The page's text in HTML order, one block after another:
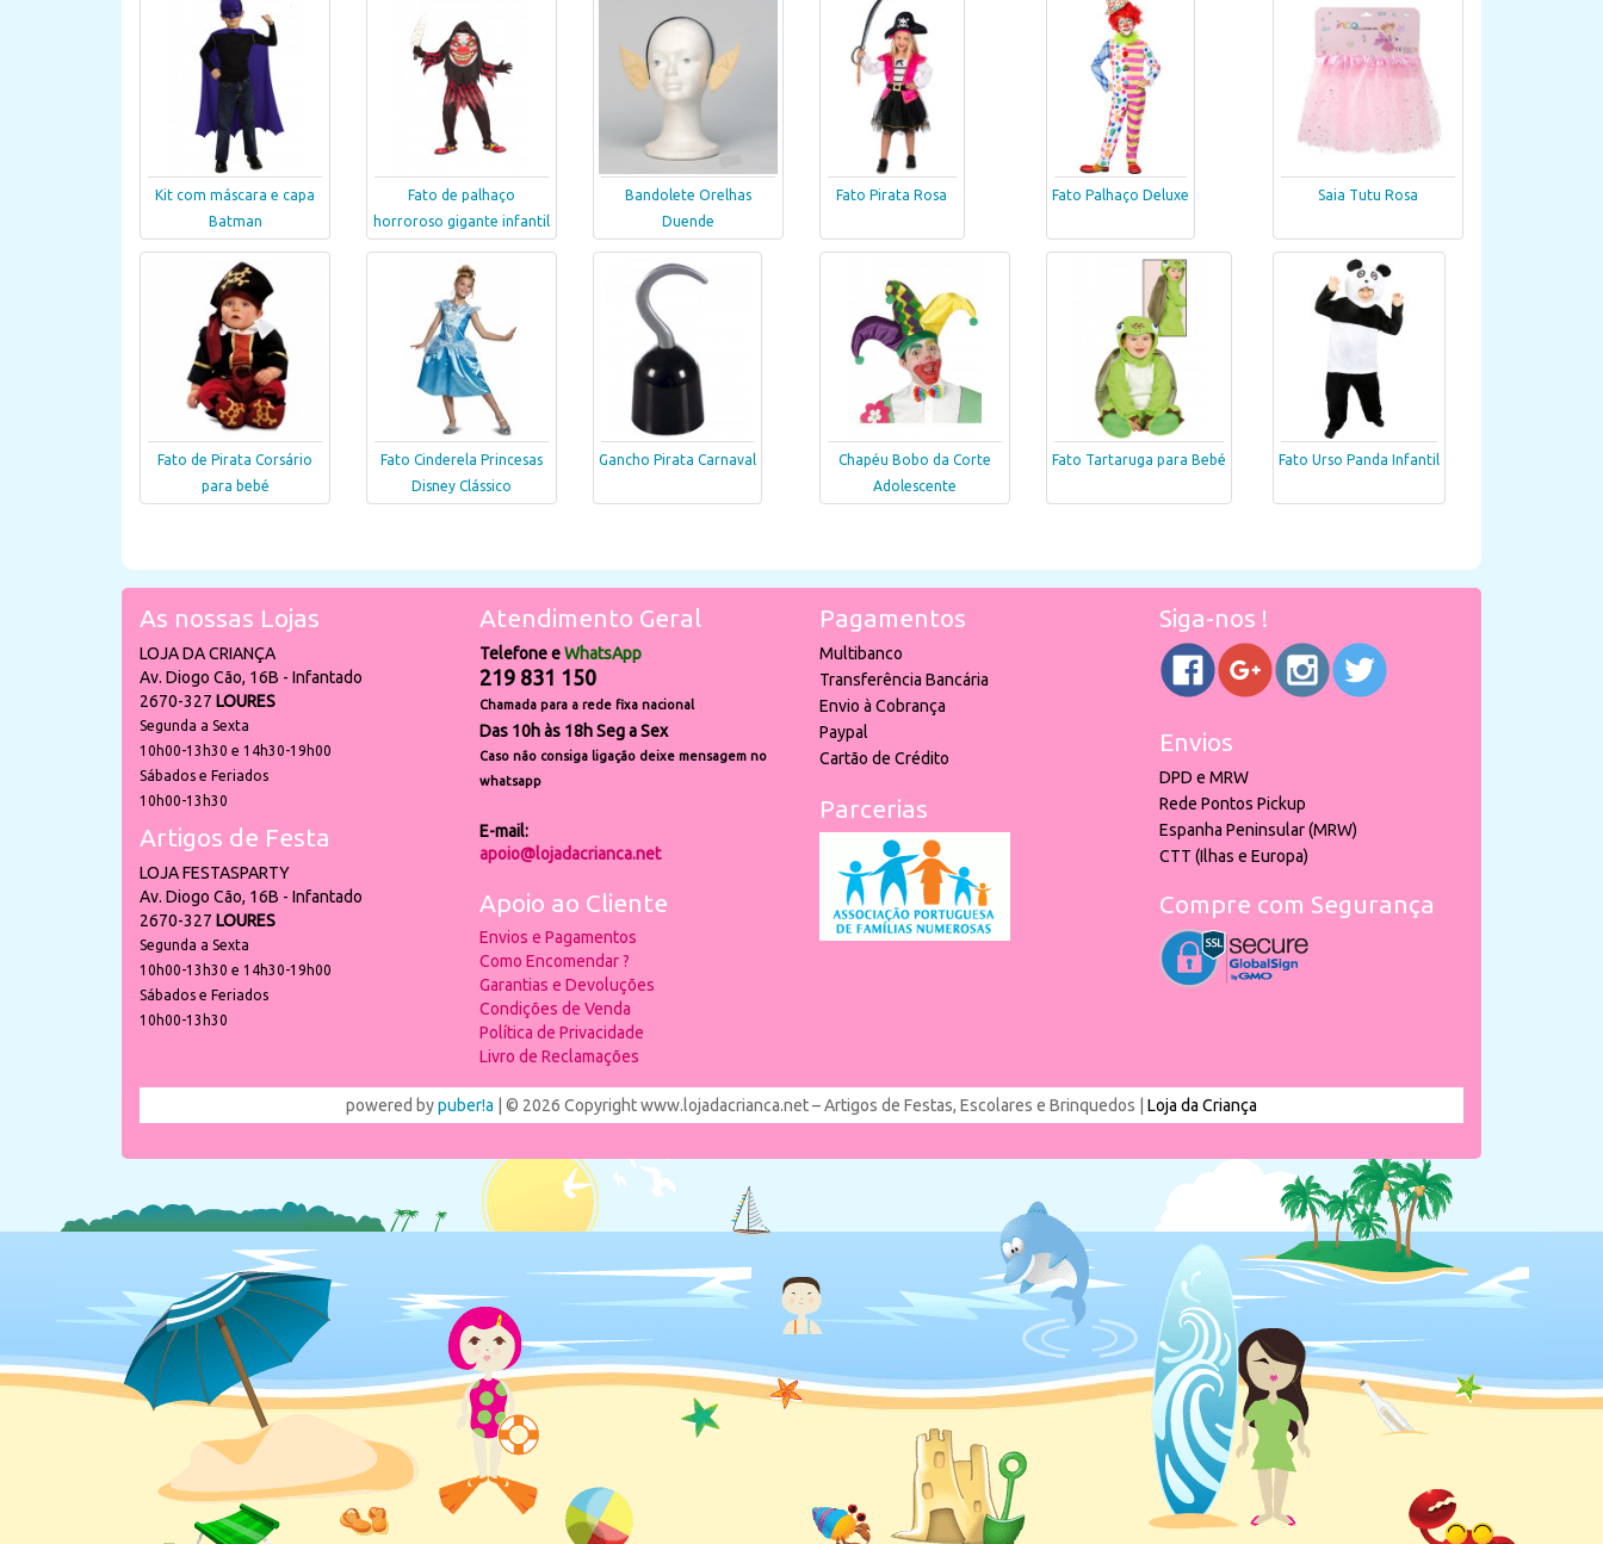
Kit com máscara e capa
Batman
Fato de palhaço
horroroso gigante infantil
Bandolete Orelhas
Duende
Fato Pirata Rosa Fato Palhaço Deluxe Saia Tutu Rosa
Fato de Pirata Corsário
para bebé
Fato Cinderela Princesas
Disney Clássico
Gancho Pirata Carnaval
Chapéu Bobo da Corte
Adolescente
Fato Tartaruga para Bebé Fato Urso Panda Infantil
As nossas Lojas
LOJA DA CRIANÇA
Av. Diogo Cão, 16B - Infantado
2670-327 LOURES
Segunda a Sexta
10h00-13h30 e 14h30-19h00
Sábados e Feriados
10h00-13h30
Artigos de Festa
LOJA FESTASPARTY
Av. Diogo Cão, 16B - Infantado
2670-327 LOURES
Segunda a Sexta
10h00-13h30 e 14h30-19h00
Sábados e Feriados
10h00-13h30
Atendimento Geral
Telefone eWhatsApp
219 831 150
Chamada para a rede fixa nacional
Das 10h às 18h Seg a Sex
Caso não consiga ligação deixe mensagem no
whatsapp
E-mail:
apoio@lojadacrianca.net
Apoio ao Cliente
Envios e Pagamentos
Como Encomendar ?
Garantias e Devoluções
Condições de Venda
Política de Privacidade
Livro de Reclamações
Pagamentos
Multibanco
Transferência Bancária
Envio à Cobrança
Paypal
Cartão de Crédito
Parcerias
Siga-nos !
Envios
DPD e MRW
Rede Pontos Pickup
Espanha Peninsular (MRW)
CTT (Ilhas e Europa)
Compre com Segurança
powered bypuber!a | © 2026 Copyright www.lojadacrianca.net – Artigos de Festas, Escolares e Brinquedos | Loja da Criança